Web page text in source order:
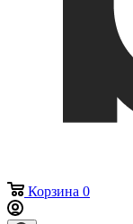
Корзина 0